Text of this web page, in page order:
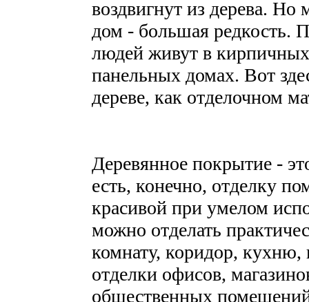
воздвигнут из дерева.
дом - большая редкость.
людей живут в
панельных домах. Вот
дереве, как отделочном
Деревянное покрытие -
есть, конечно, отделку
красивой при умелом
можно отделать
комнату, коридор, кухню,
отделки офисов,
общественных